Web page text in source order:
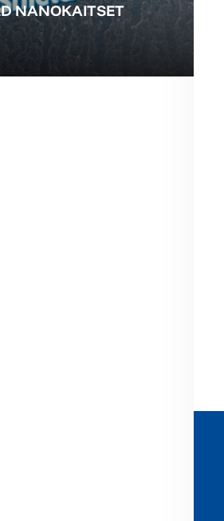
NANOKAITSET